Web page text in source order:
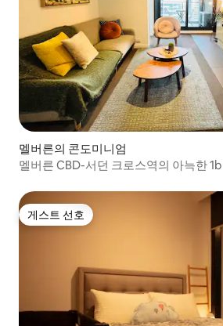
멜버른의 콘도미니엄
멜버른 CBD-서던 크로스역의 아늑한
게스트 선호
게스트 선호